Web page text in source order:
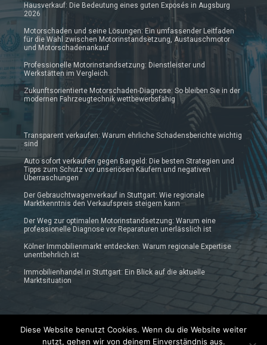
Hausverkauf: Die Bedeutung eines guten Exposés in Augsburg
2026
Motorschaden und seine Lösungen: Ein umfassender Leitfaden
für die Wahl zwischen Motorinstandsetzung, Austauschmotor
und Motorschadenankauf
Professionelle Motorinstandsetzung: Dienstleister und
Werkstätten im Vergleich.
Zukunftsorientierte Motorschaden-Diagnose: So bleiben Sie in der
modernen Fahrzeugtechnik wettbewerbsfähig
Transparent verkaufen: Warum ehrliche Schadensberichte wichtig
sind
Auto sofort verkaufen gegen Bargeld: Die besten Strategien und
Tipps zum Schutz vor unseriösen Käufern und negativen
Überraschungen
Der Gebrauchtwagenverkauf in Stuttgart: Wie regionale
Marktkenntnis den Verkaufspreis steigern kann
Der Weg zur optimalen Motorinstandsetzung: Warum eine
professionelle Diagnose vor Reparaturen unerlässlich ist
Kölner Immobilienmarkt entdecken: Warum regionale Expertise
unentbehrlich ist
Immobilienhandel in Stuttgart: Ein Blick auf die aktuelle
Marktsituation
Diese Website benutzt Cookies. Wenn du die Website weiter
nutzt, gehen wir von deinem Einverständnis aus.